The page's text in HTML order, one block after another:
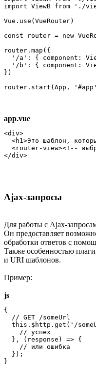
import ViewB from './
Vue.use(VueRouter)
const router = new
router.map({
'/a': { component:
'/b': { component:
})
router.start(App,
app.vue
<div>
<h1>Это шаблон,
<router-view><!--
</div>
Ajax-запросы
Для работы с Ajax-
Он предоставляет
обработки ответов с
Также особенностью
и URI шаблонов.
Пример:
js
{
  // GET /someUrl
this.$http.get('/
    // успех
  }, (response) => {
    // или ошибка
  });
}